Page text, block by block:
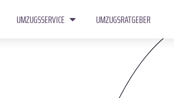
UMZUGSSERVICE UMZUGSRATGEBER